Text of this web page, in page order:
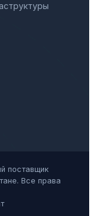
поставщик
Все права